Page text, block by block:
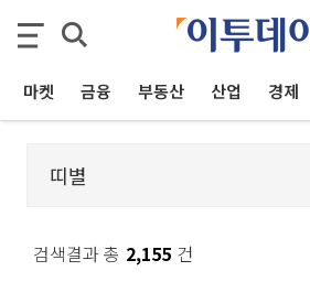
마켓 금융 부동산 산업 경제
검색결과 총 2,155 건